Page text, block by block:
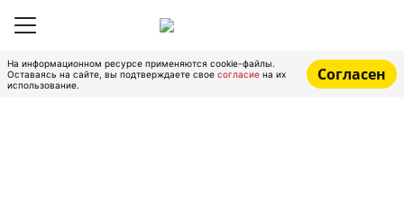
На информационном ресурсе применяются cookie-файлы.
Оставаясь на сайте, вы подтверждаете свое согласие на их
использование.
Согласен